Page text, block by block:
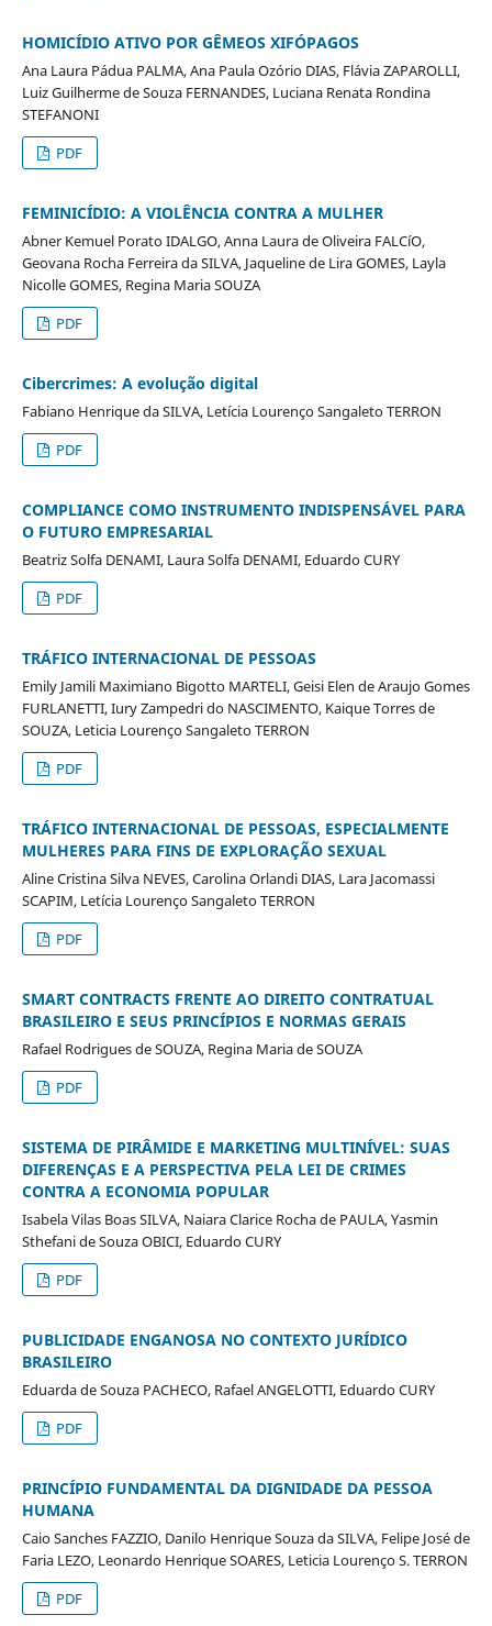
HOMICÍDIO ATIVO POR GÊMEOS XIFÓPAGOS
Ana Laura Pádua PALMA, Ana Paula Ozório DIAS, Flávia ZAPAROLLI,
Luiz Guilherme de Souza FERNANDES, Luciana Renata Rondina
STEFANONI
PDF
FEMINICÍDIO: A VIOLÊNCIA CONTRA A MULHER
Abner Kemuel Porato IDALGO, Anna Laura de Oliveira FALCíO,
Geovana Rocha Ferreira da SILVA, Jaqueline de Lira GOMES, Layla
Nicolle GOMES, Regina Maria SOUZA
PDF
Cibercrimes: A evolução digital
Fabiano Henrique da SILVA, Letícia Lourenço Sangaleto TERRON
PDF
COMPLIANCE COMO INSTRUMENTO INDISPENSÁVEL PARA
O FUTURO EMPRESARIAL
Beatriz Solfa DENAMI, Laura Solfa DENAMI, Eduardo CURY
PDF
TRÁFICO INTERNACIONAL DE PESSOAS
Emily Jamili Maximiano Bigotto MARTELI, Geisi Elen de Araujo Gomes
FURLANETTI, Iury Zampedri do NASCIMENTO, Kaique Torres de
SOUZA, Leticia Lourenço Sangaleto TERRON
PDF
TRÁFICO INTERNACIONAL DE PESSOAS, ESPECIALMENTE
MULHERES PARA FINS DE EXPLORAÇÃO SEXUAL
Aline Cristina Silva NEVES, Carolina Orlandi DIAS, Lara Jacomassi
SCAPIM, Letícia Lourenço Sangaleto TERRON
PDF
SMART CONTRACTS FRENTE AO DIREITO CONTRATUAL
BRASILEIRO E SEUS PRINCÍPIOS E NORMAS GERAIS
Rafael Rodrigues de SOUZA, Regina Maria de SOUZA
PDF
SISTEMA DE PIRÂMIDE E MARKETING MULTINÍVEL: SUAS
DIFERENÇAS E A PERSPECTIVA PELA LEI DE CRIMES
CONTRA A ECONOMIA POPULAR
Isabela Vilas Boas SILVA, Naiara Clarice Rocha de PAULA, Yasmin
Sthefani de Souza OBICI, Eduardo CURY
PDF
PUBLICIDADE ENGANOSA NO CONTEXTO JURÍDICO
BRASILEIRO
Eduarda de Souza PACHECO, Rafael ANGELOTTI, Eduardo CURY
PDF
PRINCÍPIO FUNDAMENTAL DA DIGNIDADE DA PESSOA
HUMANA
Caio Sanches FAZZIO, Danilo Henrique Souza da SILVA, Felipe José de
Faria LEZO, Leonardo Henrique SOARES, Leticia Lourenço S. TERRON
PDF